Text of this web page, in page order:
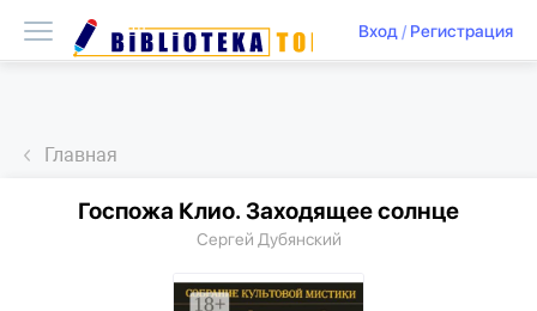
Вход/ Регистрация
Главная
Госпожа Клио. Заходящее солнце
Сергей Дубянский